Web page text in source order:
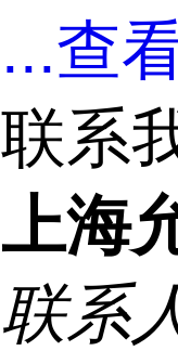
...查
联系
上海
联系